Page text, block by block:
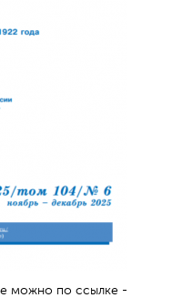
можно по ссылке -